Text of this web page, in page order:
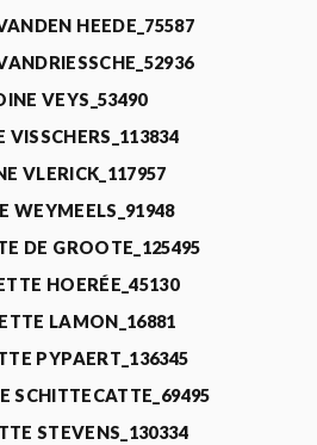
HEEDE_75587
VEYS_53490
VISSCHERS_113834
VLERICK_117957
WEYMEELS_91948
DE GROOTE_125495
HOERÉE_45130
LAMON_16881
PYPAERT_136345
SCHITTECATTE_69495
STEVENS_130334